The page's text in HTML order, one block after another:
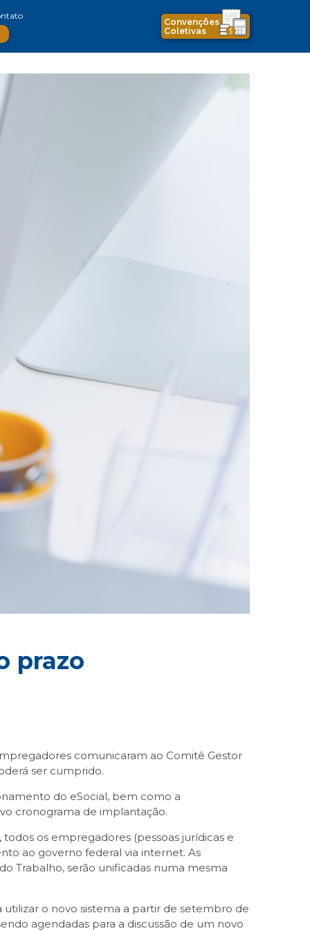
Convenções
Coletivas
prazo
comunicaram ao Comitê Gestor
ser cumprido.
do eSocial, bem como a
cronograma de implantação.
todos os empregadores (pessoas jurídicas e
ao governo federal via internet. As
Trabalho, serão unificadas numa mesma
o novo sistema a partir de setembro de
agendadas para a discussão de um novo